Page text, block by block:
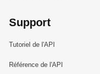
Support
Tutoriel de l'API
Référence de l'API